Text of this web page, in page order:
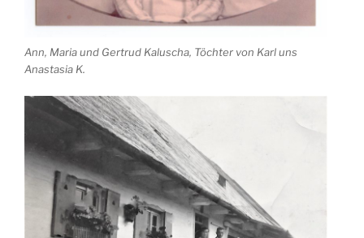
Ann, Maria und Gertrud Kaluscha, Töchter von Karl uns
Anastasia K.